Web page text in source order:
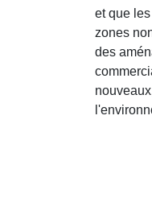
et que
zones
des